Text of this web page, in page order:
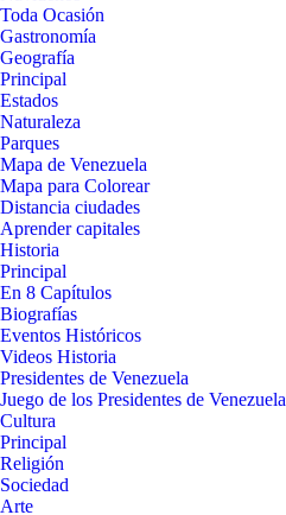
Toda Ocasión
Gastronomía
Geografía
Principal
Estados
Naturaleza
Parques
Mapa de Venezuela
Mapa para Colorear
Distancia ciudades
Aprender capitales
Historia
Principal
En 8 Capítulos
Biografías
Eventos Históricos
Videos Historia
Presidentes de Venezuela
Juego de los Presidentes de Venezuela
Cultura
Principal
Religión
Sociedad
Arte